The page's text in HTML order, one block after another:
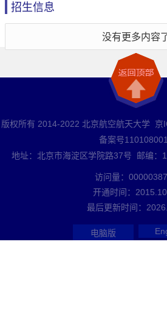
招生信息
没有更多内容
版权所有 2014-2022 北京航空航天大学
备案号
地址：北京市海淀区学院路37号 邮编
访问量：
开通时间： 2015 10
最后更新时间： 2026
电脑版